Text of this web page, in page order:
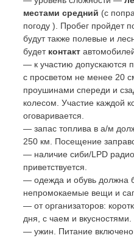
местами средний (с
погоду ). Пробег пройдет
будут также полевые и
будет контакт
— к участию допускаются
с просветом не менее 20
проушинами спереди и
колесом. Участие каждой
оговаривается.
— запас топлива в а/м
250 км. Посещение
— наличие сиби/LPD
приветствуется.
— одежда и обувь должна
непромокаемые вещи и
— от организаторов:
дня, с чаем и
— ужин. Питание включено